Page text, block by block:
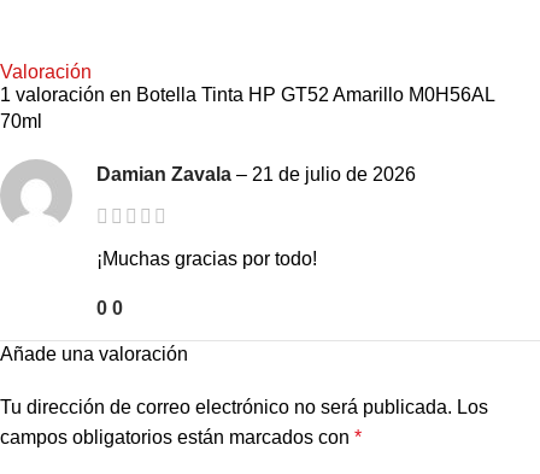
Valoración
1 valoración en Botella Tinta HP GT52 Amarillo M0H56AL
70ml
Damian Zavala – 21 de julio de 2026
¡Muchas gracias por todo!
0 0
Añade una valoración
Tu dirección de correo electrónico no será publicada. Los
campos obligatorios están marcados con *